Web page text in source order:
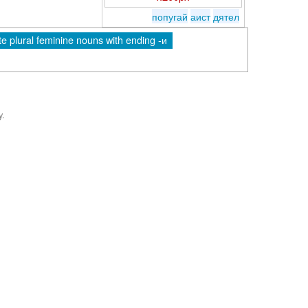
попугай аист дятел
plural feminine nouns with ending -и